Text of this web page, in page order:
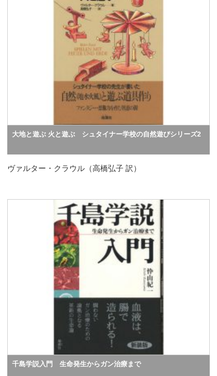
大地と遊ぶ 火と遊ぶ シュタイナー学校の自然遊びシリーズ2
ヴァルター・クラウル（高橋弘子 訳）
千島学説入門 生命発生からガン治療まで